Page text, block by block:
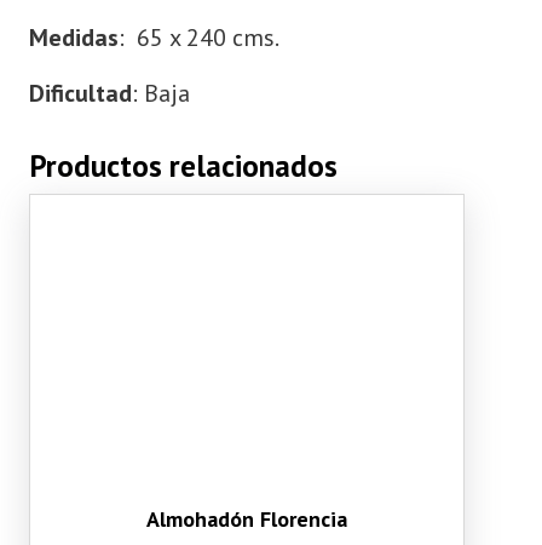
Medidas: 65 x 240 cms.
Dificultad: Baja
Productos relacionados
Almohadón Florencia